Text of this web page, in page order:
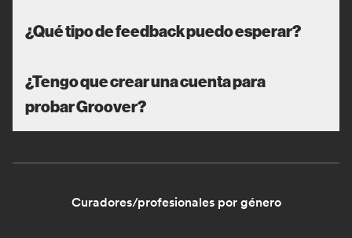
¿Qué tipo de feedback puedo esperar?
¿Tengo que crear una cuenta para
probar Groover?
Curadores/profesionales por género